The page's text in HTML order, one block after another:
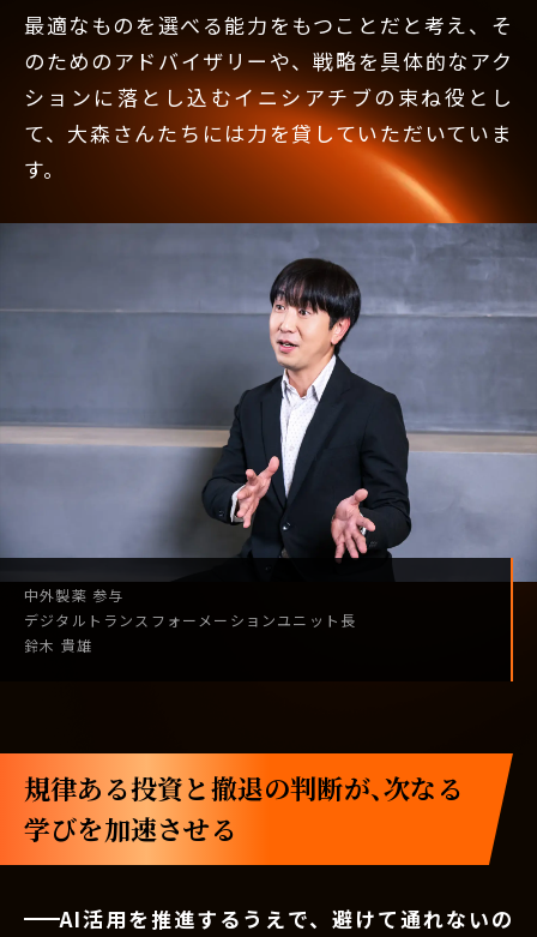
最適なものを選べる能力をもつことだと考え、そ
のためのアドバイザリーや、戦略を具体的なアク
ションに落とし込むイニシアチブの束ね役とし
て、大森さんたちには力を貸していただいていま
す。
中外製薬 参与
デジタル トランスフォーメーションユニット長
鈴木 貴雄
規律ある投資と撤退の判断が、次なる
学びを加速させる
AI活用を推進するうえで、避けて通れないの